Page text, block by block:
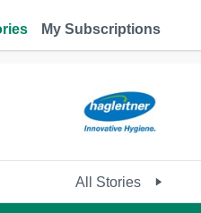
My Subscriptions
All Stories